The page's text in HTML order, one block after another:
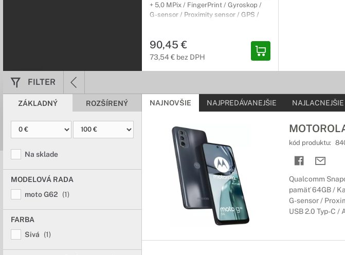
+ 5,0 MPix / FingerPrint / Gyroskop /
G-sensor / Proximity sensor / GPS /
sivý,
90,45 €
73,54 € bez DPH
FILTER
ZÁKLADNÝ ROZŠÍRENÝ
Na sklade
MODELOVÁ RADA
moto G62
(1)
FARBA
Sivá
(1)
NAJNOVŠIE NAJPREDÁVANEJŠIE NAJLACNEJŠIE
kód produktu:
Qualcomm
pamäť 64GB /
G-sensor /
USB 2.0 Typ-C /